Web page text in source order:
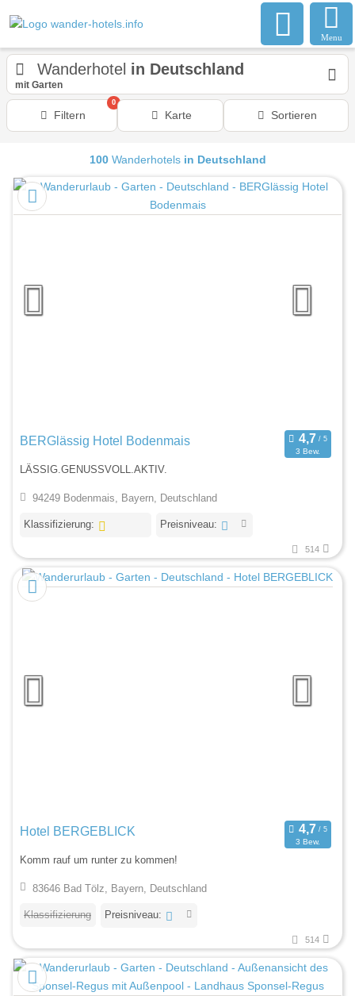
Menu
Wanderhotel in Deutschland
mit Garten
Filtern
0
Karte Sortieren
100Wanderhotels in Deutschland
BERGlässig Hotel Bodenmais
3 Bew.
LÄSSIG.GENUSSVOLL.AKTIV.
94249 Bodenmais, Bayern, Deutschland
Klassifizierung: Preisniveau:
514
Hotel BERGEBLICK
3 Bew.
Komm rauf um runter zu kommen!
83646 Bad Tölz, Bayern, Deutschland
Klassifizierung Preisniveau:
514